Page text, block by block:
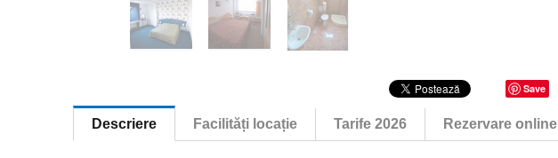
Save
Descriere Facilități locație Tarife 2026 Rezervare online